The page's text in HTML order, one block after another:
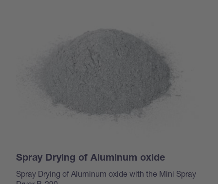
Spray Drying of Aluminum oxide
Spray Drying of Aluminum oxide with the Mini Spray